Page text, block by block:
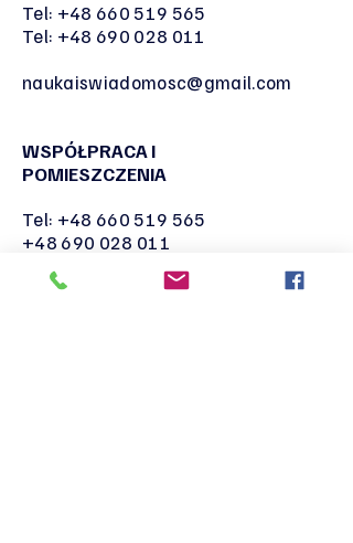
Tel: +48 660 519 565
Tel: +48 690 028 011
naukaiswiadomosc@gmail.com
WSPÓŁPRACA I
POMIESZCZENIA
Tel: +48 660 519 565
+48 690 028 011